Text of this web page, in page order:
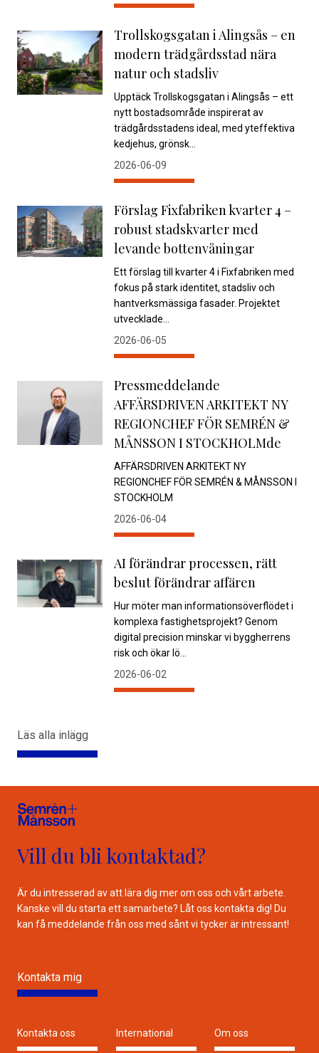
Trollskogsgatan i Alingsås – en
modern trädgårdsstad nära
natur och stadsliv
Upptäck Trollskogsgatan i Alingsås – ett
nytt bostadsområde inspirerat av
trädgårdsstadens ideal, med yteffektiva
kedjehus, grönsk...
2026-06-09
Förslag Fixfabriken kvarter 4 –
robust stadskvarter med
levande bottenvåningar
Ett förslag till kvarter 4 i Fixfabriken med
fokus på stark identitet, stadsliv och
hantverksmässiga fasader. Projektet
utvecklade...
2026-06-05
Pressmeddelande
AFFÄRSDRIVEN ARKITEKT NY
REGIONCHEF FÖR SEMRÉN &
MÅNSSON I STOCKHOLMde
AFFÄRSDRIVEN ARKITEKT NY
REGIONCHEF FÖR SEMRÉN & MÅNSSON I
STOCKHOLM
2026-06-04
AI förändrar processen, rätt
beslut förändrar affären
Hur möter man informationsöverflödet i
komplexa fastighetsprojekt? Genom
digital precision minskar vi byggherrens
risk och ökar lö...
2026-06-02
Läs alla inlägg
Vill du bli kontaktad?
Är du intresserad av att lära dig mer om oss och vårt arbete.
Kanske vill du starta ett samarbete? Låt oss kontakta dig! Du
kan få meddelande från oss med sånt vi tycker är intressant!
Kontakta mig
Kontakta oss International Om oss